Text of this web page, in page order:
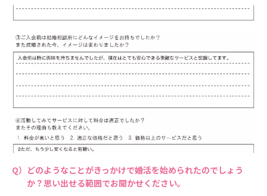
どのようなことがきっかけで婚活を始められたのでしょう
か？思い出せる範囲でお聞かせください。